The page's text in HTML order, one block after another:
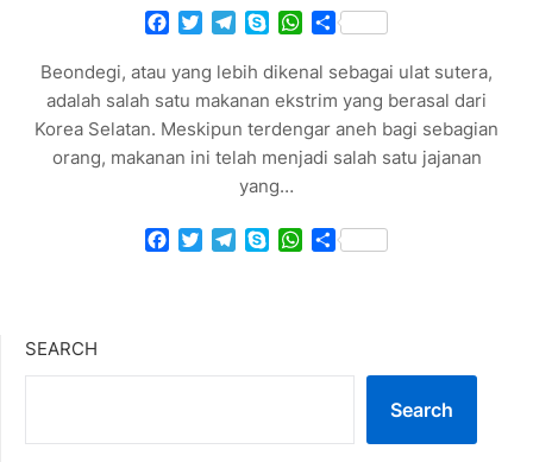
Facebook
TwitterTelegram
SkypeWhatsApp
Share
Beondegi, atau yang lebih dikenal sebagai ulat sutera,
adalah salah satu makanan ekstrim yang berasal dari
Korea Selatan. Meskipun terdengar aneh bagi sebagian
orang, makanan ini telah menjadi salah satu jajanan
yang…
Facebook
TwitterTelegram
SkypeWhatsApp
Share
SEARCH
Search